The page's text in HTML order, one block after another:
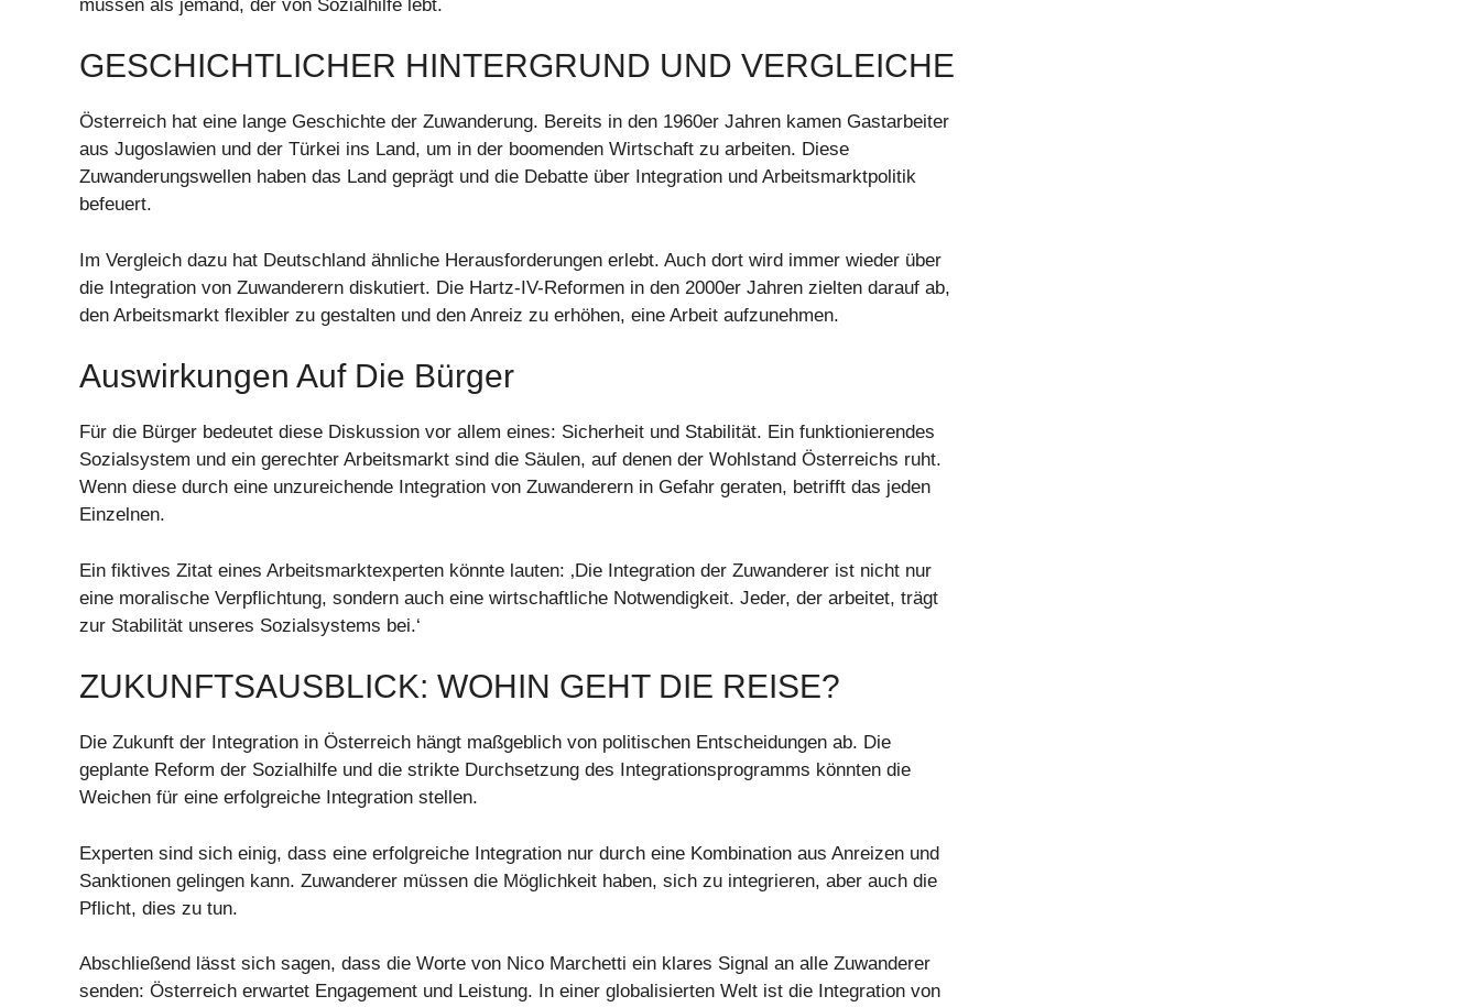
müssen als jemand, der von Sozialhilfe lebt.
GESCHICHTLICHER HINTERGRUND UND VERGLEICHE
Österreich hat eine lange Geschichte der Zuwanderung. Bereits in den 1960er Jahren kamen Gastarbeiter
aus Jugoslawien und der Türkei ins Land, um in der boomenden Wirtschaft zu arbeiten. Diese
Zuwanderungswellen haben das Land geprägt und die Debatte über Integration und Arbeitsmarktpolitik
befeuert.
Im Vergleich dazu hat Deutschland ähnliche Herausforderungen erlebt. Auch dort wird immer wieder über
die Integration von Zuwanderern diskutiert. Die Hartz-IV-Reformen in den 2000er Jahren zielten darauf ab,
den Arbeitsmarkt flexibler zu gestalten und den Anreiz zu erhöhen, eine Arbeit aufzunehmen.
Auswirkungen Auf Die Bürger
Für die Bürger bedeutet diese Diskussion vor allem eines: Sicherheit und Stabilität. Ein funktionierendes
Sozialsystem und ein gerechter Arbeitsmarkt sind die Säulen, auf denen der Wohlstand Österreichs ruht.
Wenn diese durch eine unzureichende Integration von Zuwanderern in Gefahr geraten, betrifft das jeden
Einzelnen.
Ein fiktives Zitat eines Arbeitsmarktexperten könnte lauten: ‚Die Integration der Zuwanderer ist nicht nur
eine moralische Verpflichtung, sondern auch eine wirtschaftliche Notwendigkeit. Jeder, der arbeitet, trägt
zur Stabilität unseres Sozialsystems bei.‘
ZUKUNFTSAUSBLICK: WOHIN GEHT DIE REISE?
Die Zukunft der Integration in Österreich hängt maßgeblich von politischen Entscheidungen ab. Die
geplante Reform der Sozialhilfe und die strikte Durchsetzung des Integrationsprogramms könnten die
Weichen für eine erfolgreiche Integration stellen.
Experten sind sich einig, dass eine erfolgreiche Integration nur durch eine Kombination aus Anreizen und
Sanktionen gelingen kann. Zuwanderer müssen die Möglichkeit haben, sich zu integrieren, aber auch die
Pflicht, dies zu tun.
Abschließend lässt sich sagen, dass die Worte von Nico Marchetti ein klares Signal an alle Zuwanderer
senden: Österreich erwartet Engagement und Leistung. In einer globalisierten Welt ist die Integration von